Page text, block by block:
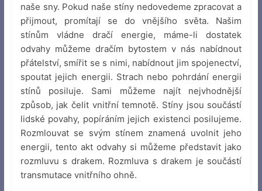
naše sny. Pokud naše stíny nedovedeme zpracovat a
přijmout, promítají se do vnějšího světa. Našim
stínům vládne dračí energie, máme-li dostatek
odvahy můžeme dračím bytostem v nás nabídnout
přátelství, smířit se s nimi, nabídnout jim spojenectví,
spoutat jejich energii. Strach nebo pohrdání energii
stínů posiluje. Sami můžeme najít nejvhodnější
způsob, jak čelit vnitřní temnotě. Stíny jsou součástí
lidské povahy, popíráním jejich existenci posilujeme.
Rozmlouvat se svým stínem znamená uvolnit jeho
energii, tento akt odvahy si můžeme představit jako
rozmluvu s drakem. Rozmluva s drakem je součástí
transmutace vnitřního ohně.